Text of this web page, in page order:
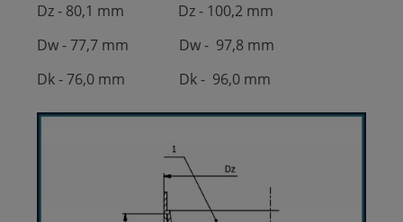
Dz - 80,1 mm Dz - 100,2 mm
Dw - 77,7 mm Dw - 97,8 mm
Dk - 76,0 mm Dk - 96,0 mm